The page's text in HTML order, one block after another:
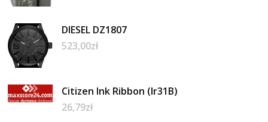
DIESEL DZ1807
523,00zł
Citizen Ink Ribbon (Ir31B)
26,79zł